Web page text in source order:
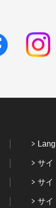
サイ
サイ
サイ